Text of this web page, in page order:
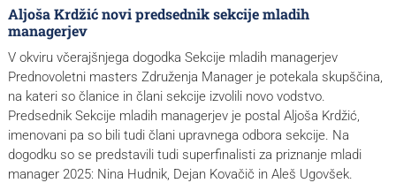
Aljoša Krdžić novi predsednik sekcije mladih
managerjev
V okviru včerajšnjega dogodka Sekcije mladih managerjev
Prednovoletni masters Združenja Manager je potekala skupščina,
na kateri so članice in člani sekcije izvolili novo vodstvo.
Predsednik Sekcije mladih managerjev je postal Aljoša Krdžić,
imenovani pa so bili tudi člani upravnega odbora sekcije. Na
dogodku so se predstavili tudi superfinalisti za priznanje mladi
manager 2025: Nina Hudnik, Dejan Kovačič in Aleš Ugovšek.